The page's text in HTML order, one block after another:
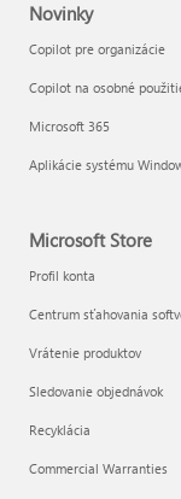
Novinky
Copilot pre organizácie
Copilot na osobné
Microsoft 365
Aplikácie systému
Microsoft Store
Profil konta
Centrum sťahovania
Vrátenie produktov
Sledovanie objednávok
Recyklácia
Commercial Warranties